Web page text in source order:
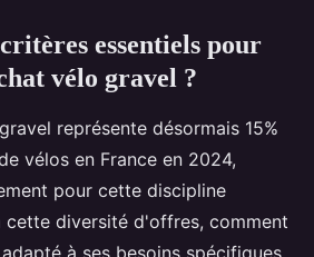
essentiels pour
vélo gravel ?
représente désormais 15%
vélos en France en 2024,
pour cette discipline
cette diversité d'offres, comment